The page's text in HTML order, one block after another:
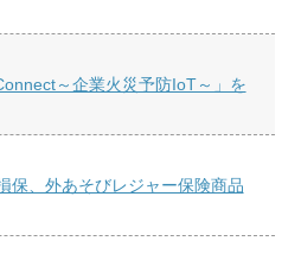
～企業火災予防IoT～」を
保、外あそびレジャー保険商品